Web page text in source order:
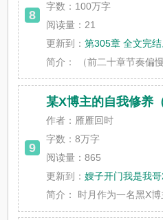
8
字数： 100万字
阅读量：21
更新到：第305章 全文完结
简介：
（前二十章节奏偏
9
某X博主的自我修养
作者：雁雁回时
字数：8万字
阅读量：865
更新到：嫂子开门我是我哥
简介：
时月作为一名黑X